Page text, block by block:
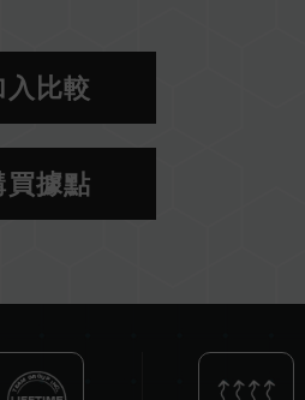
能會影響記憶體運作頻率。
率取決於系統 BIOS 設定及主
Intel），記憶體將以 SPD
手動啟用，部分主機板可能
設定）屬於非 JEDEC
入比較
買據點